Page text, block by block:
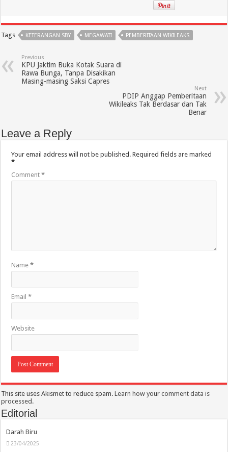
Tags KETERANGAN SBY MEGAWATI PEMBERITAAN WIKILEAKS
Previous
KPU Jaktim Buka Kotak Suara di
Rawa Bunga, Tanpa Disakikan
Masing-masing Saksi Capres
Next
PDIP Anggap Pemberitaan
Wikileaks Tak Berdasar dan Tak
Benar
Leave a Reply
Your email address will not be published. Required fields are marked
*
Comment*
Name*
Email*
Website
This site uses Akismet to reduce spam.Learn how your comment data is
processed.
Editorial
Darah Biru
23/04/2025